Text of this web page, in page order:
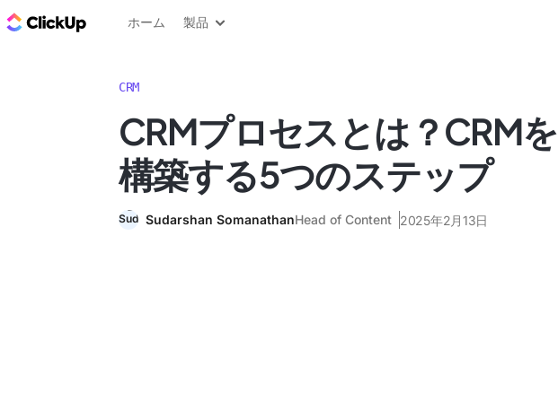
ClickUp ブログ
ホーム 製品
CRM
CRMプロセスとは？CRMを
構築する5つのステップ
Sudarshan SomanathanHead of Content 2025年2月13日